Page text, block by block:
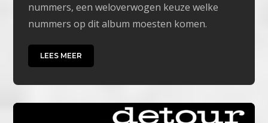
nummers, een weloverwogen keuze welke
nummers op dit album moesten komen.
LEES MEER